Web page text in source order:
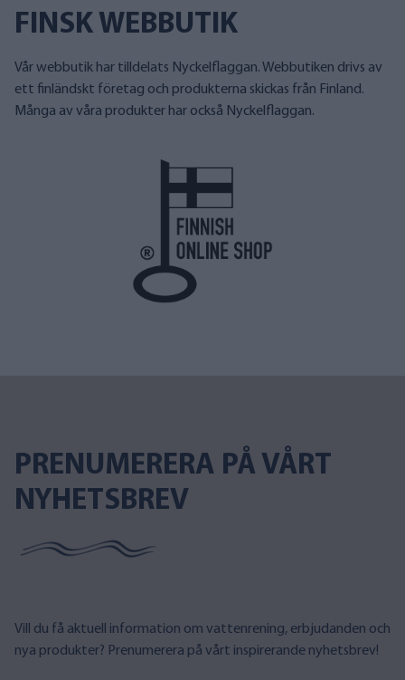
FINSK WEBBUTIK
Vår webbutik har tilldelats Nyckelflaggan. Webbutiken drivs av
ett finländskt företag och produkterna skickas från Finland.
Många av våra produkter har också Nyckelflaggan.
PRENUMERERA PÅ VÅRT
NYHETSBREV
Vill du få aktuell information om vattenrening, erbjudanden och
nya produkter? Prenumerera på vårt inspirerande nyhetsbrev!